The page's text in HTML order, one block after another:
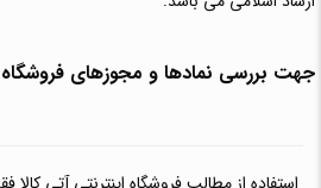
جهت بررسی نمادها و مجوزهای فروشگاه